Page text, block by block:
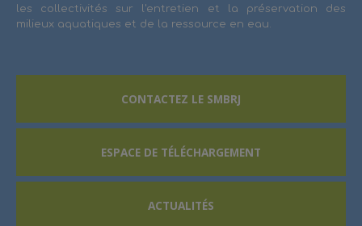
les collectivités sur l'entretien et la préservation des
milieux aquatiques et de la ressource en eau.
CONTACTEZ LE SMBRJ
ESPACE DE TÉLÉCHARGEMENT
ACTUALITÉS